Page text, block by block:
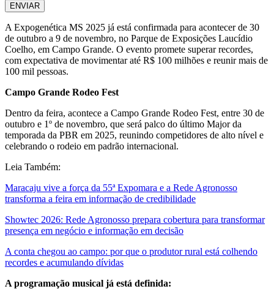
ENVIAR
A Expogenética MS 2025 já está confirmada para acontecer de 30
de outubro a 9 de novembro, no Parque de Exposições Laucídio
Coelho, em Campo Grande. O evento promete superar recordes,
com expectativa de movimentar até R$ 100 milhões e reunir mais de
100 mil pessoas.
Campo Grande Rodeo Fest
Dentro da feira, acontece a Campo Grande Rodeo Fest, entre 30 de
outubro e 1º de novembro, que será palco do último Major da
temporada da PBR em 2025, reunindo competidores de alto nível e
celebrando o rodeio em padrão internacional.
Leia Também:
Maracaju vive a força da 55ª Expomara e a Rede Agronosso
transforma a feira em informação de credibilidade
Showtec 2026: Rede Agronosso prepara cobertura para transformar
presença em negócio e informação em decisão
A conta chegou ao campo: por que o produtor rural está colhendo
recordes e acumulando dívidas
A programação musical já está definida: